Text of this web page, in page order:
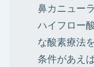
鼻カニュー
ハイフロー
な酸素療法
条件があえ